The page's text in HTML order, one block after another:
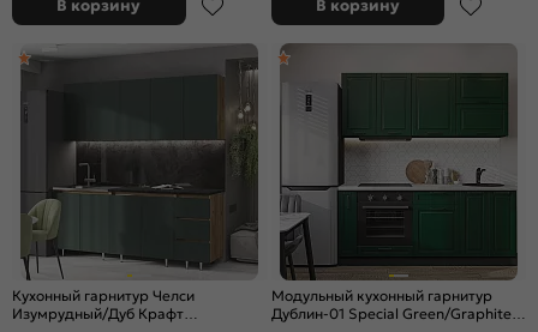
В корзину В корзину
Кухонный гарнитур Челси
Изумрудный/Дуб Крафт
Модульный кухонный гарнитур
Дублин-01 Special Green/Graphite